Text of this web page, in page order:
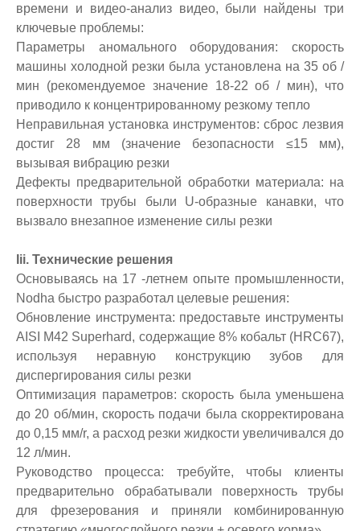
времени и видео-анализ видео, были найдены три
ключевые проблемы:
Параметры аномального оборудования: скорость
машины холодной резки была установлена ​​на 35 об /
мин (рекомендуемое значение 18-22 об / мин), что
приводило к концентрированному резкому тепло
Неправильная установка инструментов: сброс лезвия
достиг 28 мм (значение безопасности ≤15 мм),
вызывая вибрацию резки
Дефекты предварительной обработки материала: на
поверхности трубы были U-образные канавки, что
вызвало внезапное изменение силы резки
Iii. Технические решения
Основываясь на 17 -летнем опыте промышленности,
Nodha быстро разработал целевые решения:
Обновление инструмента: предоставьте инструменты
AISI M42 Superhard, содержащие 8% кобальт (HRC67),
используя неравную конструкцию зубов для
диспергирования силы резки
Оптимизация параметров: скорость была уменьшена
до 20 об/мин, скорость подачи была скорректирована
до 0,15 мм/r, а расход резки жидкости увеличивался до
12 л/мин.
Руководство процесса: требуйте, чтобы клиенты
предварительно обрабатывали поверхность трубы
для фрезерования и приняли комбинированную